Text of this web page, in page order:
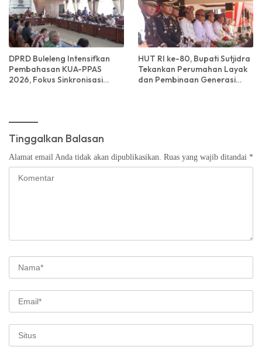
DPRD Buleleng Intensifkan
Pembahasan KUA-PPAS
2026, Fokus Sinkronisasi
HUT RI ke-80, Bupati Sutjidra
Tekankan Perumahan Layak
dan Pembinaan Generasi
Tinggalkan Balasan
Alamat email Anda tidak akan dipublikasikan. Ruas yang wajib ditandai *